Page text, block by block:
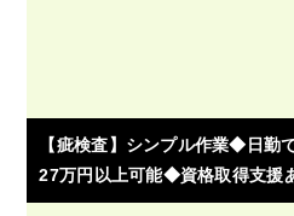
【疵検査】シンプル作業◆日勤
27万円以上可能◆資格取得支